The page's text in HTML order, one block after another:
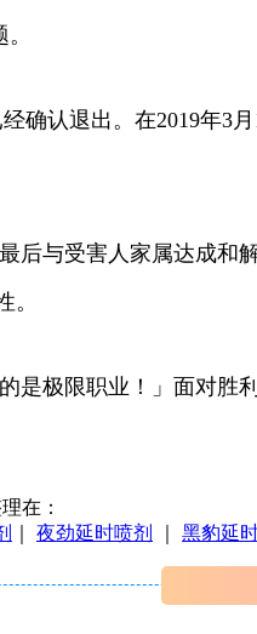
确认退出。在2019年
后与受害人家属达成和
是极限职业！」面对
在：
夜劲延时喷剂 黑豹延